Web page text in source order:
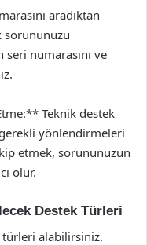
aradıktan
sorununuzu
seri numarasını ve
Teknik destek
yönlendirmeleri
etmek, sorununuzun
olur.
Destek Türleri
türleri alabilirsiniz.